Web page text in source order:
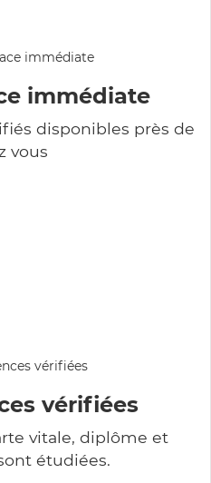
immédiate
disponibles près de
vous
vérifiées
vitale, diplôme et
étudiées.